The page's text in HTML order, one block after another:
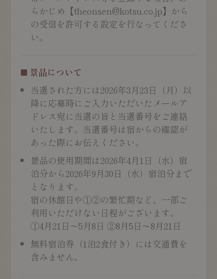
らかじめ【theonsen@kotsu.co.jp】から
の受信を許可する設定を行なってくださ
い。
景品について
当選された方には2026年3月23日（月）以
降に応募時にご入力いただいたメールア
ドレス宛に当選の旨と当選番号をご連絡
いたします。当選番号は宿からの確認が
あった際にお伝えください。
景品の使用期間は2026年4月1日（水）宿
泊分から2026年9月30日（水）宿泊分まで
となります。
宿の休館日や①②の繁忙期など、一部ご
利用いただけない日程がございます。
①4月21日～5月8日 ②8月5日～8月21日
無料宿泊券（1泊2食付き）には交通費を
含みません。